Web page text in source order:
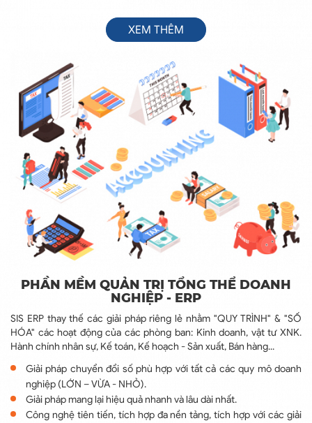
XEM THÊM
PHẦN MỀM QUẢN TRỊ TỔNG THỂ DOANH
NGHIỆP - ERP
SIS ERP thay thế các giải pháp riêng lẻ nhằm "QUY TRÌNH" & "SỐ
HÓA" các hoạt động của các phòng ban: Kinh doanh, vật tư XNK.
Hành chính nhân sự, Kế toán, Kế hoạch - Sản xuất, Bán hàng...
Giải pháp chuyển đổi số phù hợp với tất cả các quy mô doanh
nghiệp (LỚN – VỪA - NHỎ).
Giải pháp mang lại hiệu quả nhanh và lâu dài nhất.
Công nghệ tiên tiến, tích hợp đa nền tảng, tích hợp với các giải